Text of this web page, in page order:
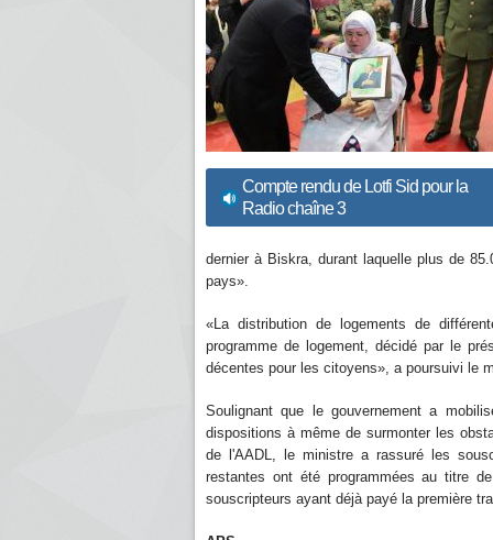
Compte rendu de Lotfi Sid pour la
Radio chaîne 3
dernier à Biskra, durant laquelle plus de
pays».
«La distribution de logements de
programme de logement, décidé par le
décentes pour les citoyens», a poursuivi le
Soulignant que le gouvernement a
dispositions à même de surmonter les
de l'AADL, le ministre a rassuré les
restantes ont été programmées au titre
souscripteurs ayant déjà payé la première